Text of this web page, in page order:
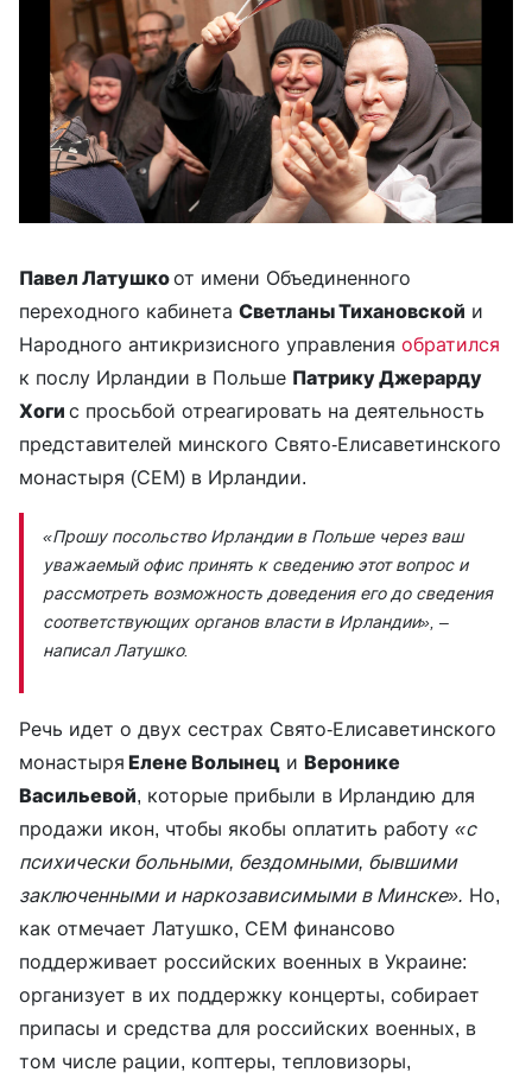
Павел Латушкоот имени Объединенного
переходного кабинета Светланы Тихановской и
Народного антикризисного управления обратился
к послу Ирландии в Польше Патрику Джерарду
Хоги с просьбой отреагировать на деятельность
представителей минского Свято-Елисаветинского
монастыря (СЕМ) в Ирландии.
«Прошу посольство Ирландии в Польше через ваш
уважаемый офис принять к сведению этот вопрос и
рассмотреть возможность доведения его до сведения
соответствующих органов власти в Ирландии», –
написал Латушко.
Речь идет о двух сестрах Свято-Елисаветинского
монастыря Елене Волынец и Веронике
Васильевой, которые прибыли в Ирландию для
продажи икон, чтобы якобы оплатить работу «с
психически больными, бездомными, бывшими
заключенными и наркозависимыми в Минске». Но,
как отмечает Латушко, СЕМ финансово
поддерживает российских военных в Украине:
организует в их поддержку концерты, собирает
припасы и средства для российских военных, в
том числе рации, коптеры, тепловизоры,